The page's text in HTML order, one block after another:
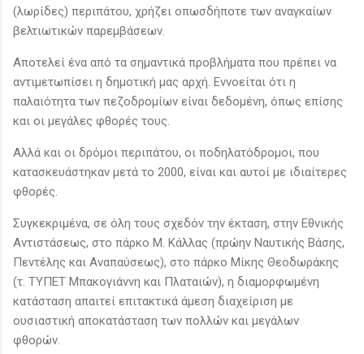
(λωρίδες) περιπάτου, χρήζει οπωσδήποτε των αναγκαίων
βελτιωτικών παρεμβάσεων.
Αποτελεί ένα από τα σημαντικά προβλήματα που πρέπει να
αντιμετωπίσει η δημοτική μας αρχή. Εννοείται ότι η
παλαιότητα των πεζοδρομίων είναι δεδομένη, όπως επίσης
και οι μεγάλες φθορές τους.
Αλλά και οι δρόμοι περιπάτου, οι ποδηλατόδρομοι, που
κατασκευάστηκαν μετά το 2000, είναι και αυτοί με ιδιαίτερες
φθορές.
Συγκεκριμένα, σε όλη τους σχεδόν την έκταση, στην Εθνικής
Αντιστάσεως, στο πάρκο Μ. Κάλλας (πρώην Ναυτικής Βάσης,
Πεντέλης και Αναπαύσεως), στο πάρκο Μίκης Θεοδωράκης
(τ. ΤΥΠΕΤ Μπακογιάννη και Πλαταιών), η διαμορφωμένη
κατάσταση απαιτεί επιτακτικά άμεση διαχείριση με
ουσιαστική αποκατάσταση των πολλών και μεγάλων
φθορών.